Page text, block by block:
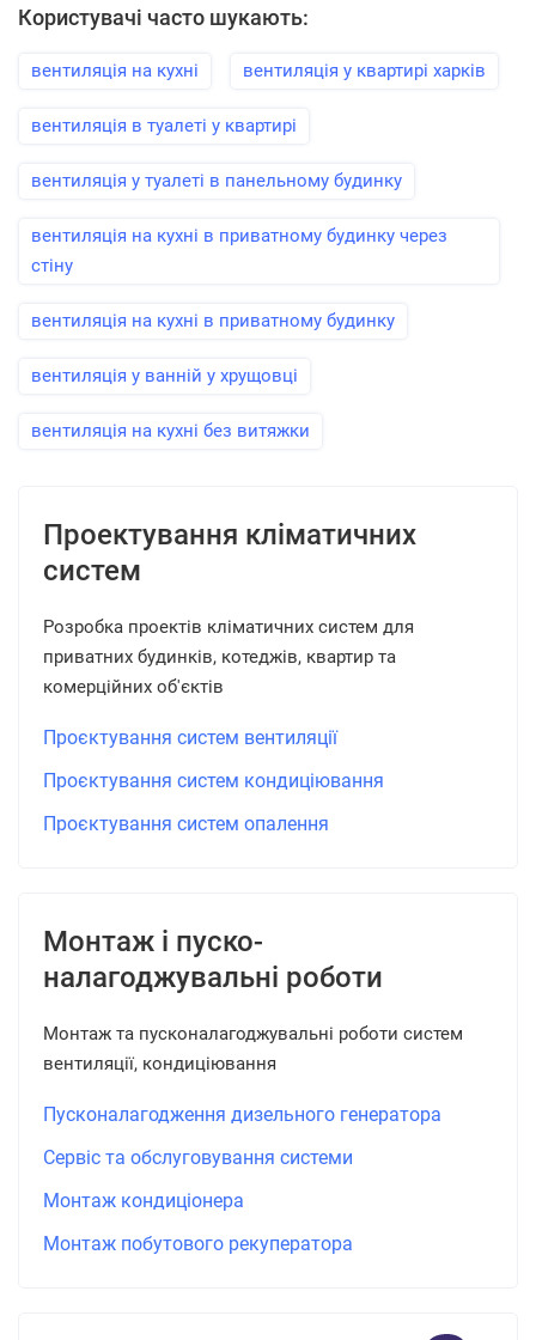
Користувачі часто шукають:
вентиляція на кухні вентиляція у квартирі харків
вентиляція в туалеті у квартирі
вентиляція у туалеті в панельному будинку
вентиляція на кухні в приватному будинку через
стіну
вентиляція на кухні в приватному будинку
вентиляція у ванній у хрущовці
вентиляція на кухні без витяжки
Проектування кліматичних
систем
Розробка проектів кліматичних систем для
приватних будинків, котеджів, квартир та
комерційних об'єктів
Проєктування систем вентиляції
Проєктування систем кондиціювання
Проєктування систем опалення
Монтаж і пуско-
налагоджувальні роботи
Монтаж та пусконалагоджувальні роботи систем
вентиляції, кондиціювання
Пусконалагодження дизельного генератора
Сервіс та обслуговування системи
Монтаж кондиціонера
Монтаж побутового рекуператора